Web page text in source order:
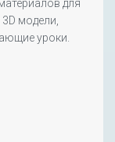
для
модели,
уроки.